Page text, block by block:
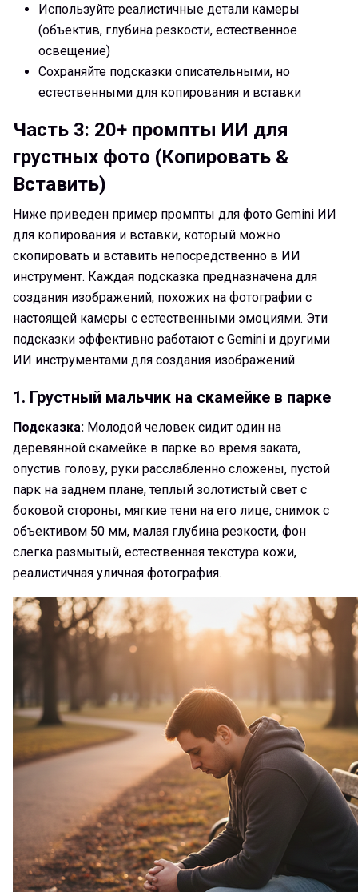
Используйте реалистичные детали камеры
(объектив, глубина резкости, естественное
освещение)
Сохраняйте подсказки описательными, но
естественными для копирования и вставки
Часть 3: 20+ промпты ИИ для
грустных фото (Копировать &
Вставить)
Ниже приведен пример промпты для фото Gemini ИИ
для копирования и вставки, который можно
скопировать и вставить непосредственно в ИИ
инструмент. Каждая подсказка предназначена для
создания изображений, похожих на фотографии с
настоящей камеры с естественными эмоциями. Эти
подсказки эффективно работают с Gemini и другими
ИИ инструментами для создания изображений.
1. Грустный мальчик на скамейке в парке
Подсказка: Молодой человек сидит один на
деревянной скамейке в парке во время заката,
опустив голову, руки расслабленно сложены, пустой
парк на заднем плане, теплый золотистый свет с
боковой стороны, мягкие тени на его лице, снимок с
объективом 50 мм, малая глубина резкости, фон
слегка размытый, естественная текстура кожи,
реалистичная уличная фотография.